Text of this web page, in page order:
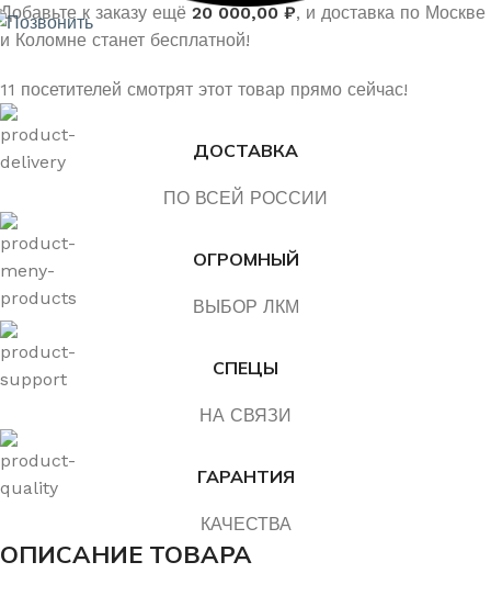
Добавьте к заказу ещё 20 000,00₽, и доставка по Москве
и Коломне станет бесплатной!
11 посетителей смотрят этот товар прямо сейчас!
ДОСТАВКА
ПО ВСЕЙ РОССИИ
ОГРОМНЫЙ
ВЫБОР ЛКМ
СПЕЦЫ
НА СВЯЗИ
ГАРАНТИЯ
КАЧЕСТВА
ОПИСАНИЕ ТОВАРА